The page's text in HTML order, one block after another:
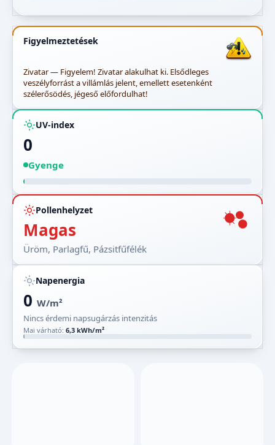
Figyelmeztetések
Zivatar — Figyelem! Zivatar alakulhat ki. Elsődleges
veszélyforrást a villámlás jelent, emellett esetenként
szélerősödés, jégeső előfordulhat!
UV-index
0
Gyenge
Pollenhelyzet
Magas
Üröm, Parlagfű, Pázsitfűfélék
Napenergia
0 W/m²
Nincs érdemi napsugárzás intenzitás
Mai várható: 6,3 kWh/m²